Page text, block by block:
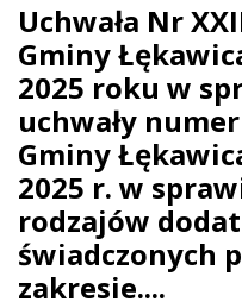
Uchwała Nr
Gminy
2025 roku w
uchwały
Gminy
2025 r. w
rodzajów
świadczonych
zakresie....